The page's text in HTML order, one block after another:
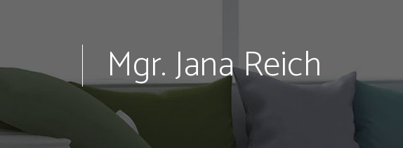
Mgr. Jana Reich